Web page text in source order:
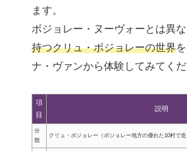
ます。
ボジョレー・ヌーヴォーとは異な
持つクリュ・ボジョレーの世界
ナ・ヴァンから体験してみてくだ
項
目
説明
分
類
クリュ・ボジョレー（ボジョレー地方の優れた10村で造